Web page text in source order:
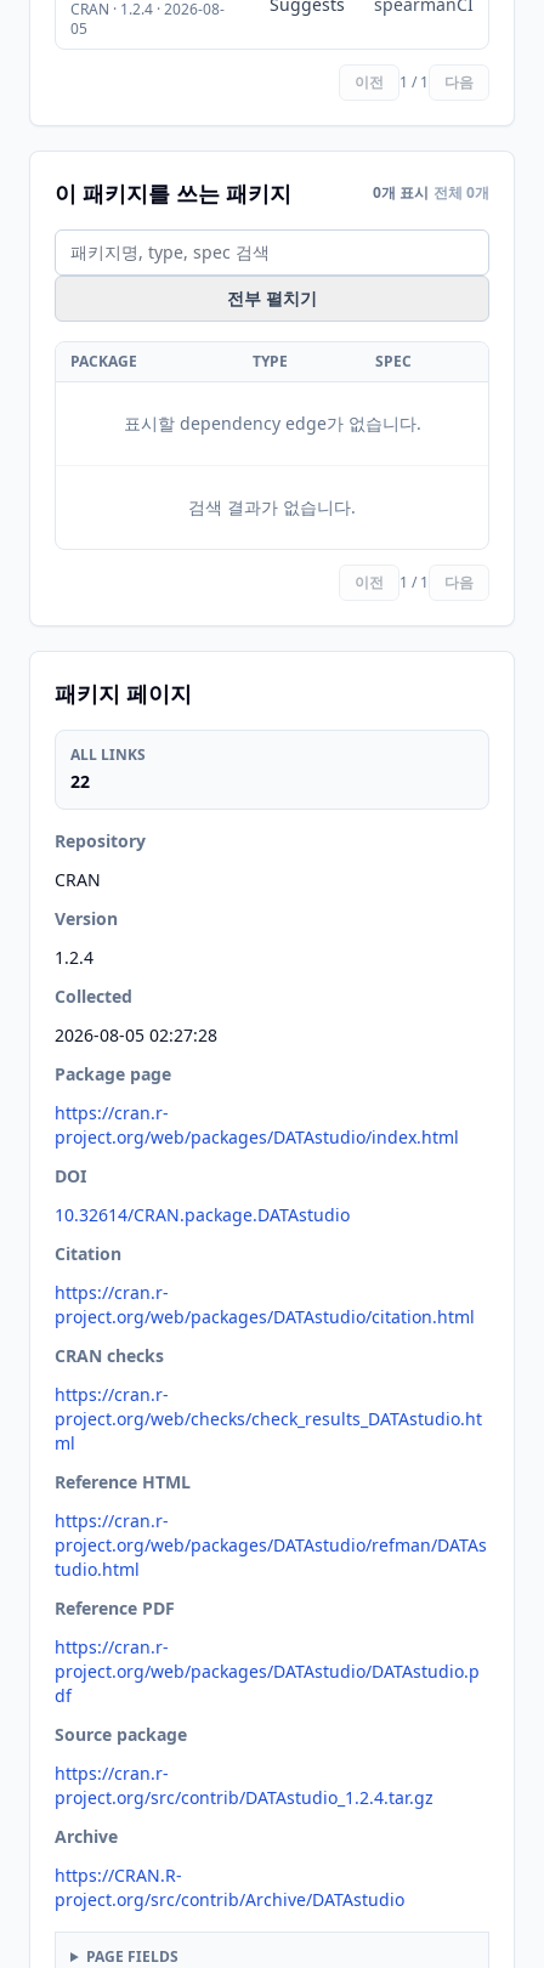
CRAN · 1.2.4 · 2026-08-
05
이전 1 / 1 다음
이 패키지를 쓰는 패키지 0개 표시 전체 0개
전부 펼치기
PACKAGE TYPE SPEC
표시할 dependency edge가 없습니다.
검색 결과가 없습니다.
이전 1 / 1 다음
패키지 페이지
ALL LINKS
22
Repository
CRAN
Version
1.2.4
Collected
2026-08-05 02:27:28
Package page
https://cran.r-
project.org/web/packages/DATAstudio/index.html
DOI
10.32614/CRAN.package.DATAstudio
Citation
https://cran.r-
project.org/web/packages/DATAstudio/citation.html
CRAN checks
https://cran.r-
project.org/web/checks/check_results_DATAstudio.ht
ml
Reference HTML
https://cran.r-
project.org/web/packages/DATAstudio/refman/DATAs
tudio.html
Reference PDF
https://cran.r-
project.org/web/packages/DATAstudio/DATAstudio.p
df
Source package
https://cran.r-
project.org/src/contrib/DATAstudio_1.2.4.tar.gz
Archive
https://CRAN.R-
project.org/src/contrib/Archive/DATAstudio
PAGE FIELDS